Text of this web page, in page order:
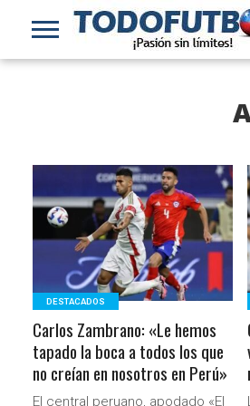
LEER MÁS
DESTACADOS
Carlos Zambrano: «Le hemos
tapado la boca a todos los que
no creían en nosotros en Perú»
El central peruano, apodado «El